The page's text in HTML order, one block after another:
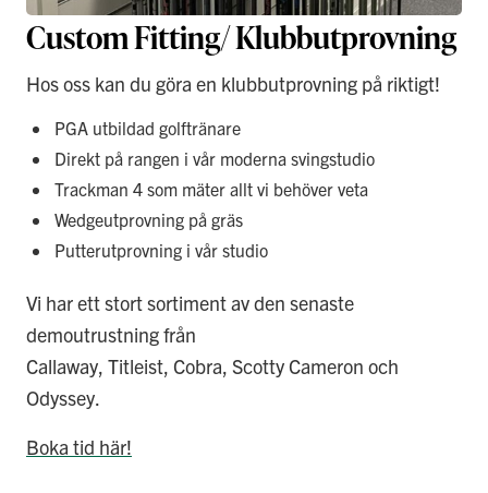
Custom Fitting/ Klubbutprovning
Hos oss kan du göra en klubbutprovning på riktigt!
PGA utbildad golftränare
Direkt på rangen i vår moderna svingstudio
Trackman 4 som mäter allt vi behöver veta
Wedgeutprovning på gräs
Putterutprovning i vår studio
Vi har ett stort sortiment av den senaste
demoutrustning från
Callaway, Titleist, Cobra, Scotty Cameron och
Odyssey.
Boka tid här!